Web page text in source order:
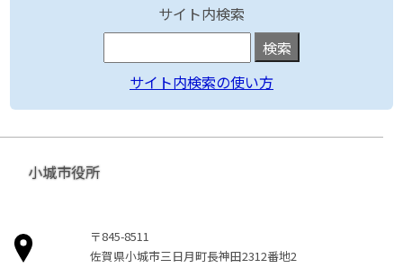
サイト内検索
サイト内検索の使い方
小城市役所
〒845-8511
佐賀県小城市三日月町長神田2312番地2